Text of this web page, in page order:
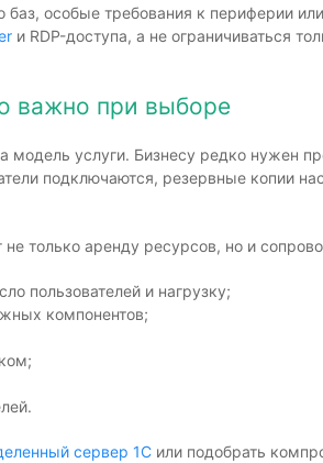
особые требования к периферии
и RDP-доступа, а не ограничиваться
важно при выборе
модель услуги. Бизнесу редко нужен
подключаются, резервные копии
только аренду ресурсов, но и
пользователей и нагрузку;
компонентов;
сервер 1С или подобрать